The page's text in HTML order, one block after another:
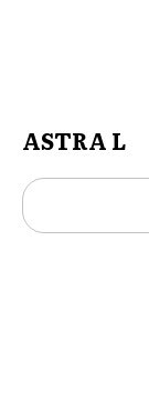
ASTRA L